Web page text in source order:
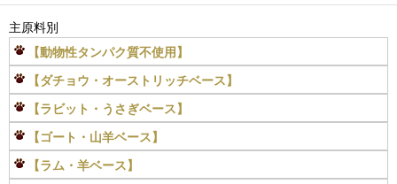
主原料別
【動物性タンパク質不使用】
【ダチョウ・オーストリッチベース】
【ラビット・うさぎベース】
【ゴート・山羊ベース】
【ラム・羊ベース】